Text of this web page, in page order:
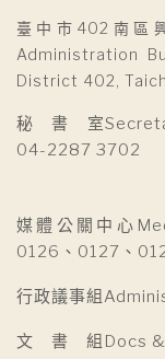
臺中市402南區
Administration
District 402,
秘 書 室
04-2287 3702
媒體公關中心
0126、0127、
行政議事組
文 書 組Docs &